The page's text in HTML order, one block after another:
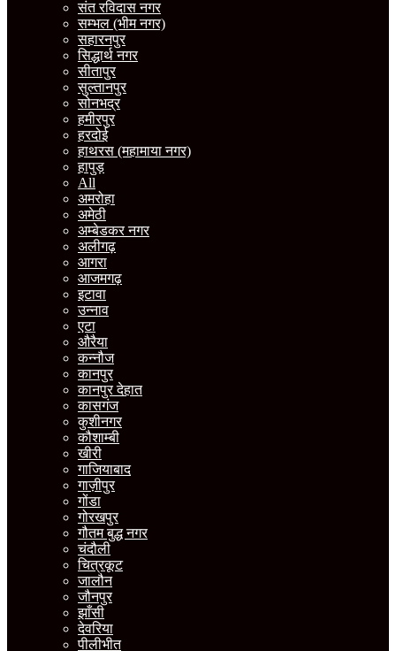
संत रविदास नगर
सम्भल (भीम नगर)
सहारनपुर
सिद्धार्थ नगर
सीतापुर
सुल्तानपुर
सोनभद्र
हमीरपुर
हरदोई
हाथरस (महामाया नगर)
हापुड़
All
अमरोहा
अमेठी
अम्बेडकर नगर
अलीगढ़
आगरा
आजमगढ़
इटावा
उन्नाव
एटा
औरैया
कन्नौज
कानपुर
कानपुर देहात
कासगंज
कुशीनगर
कौशाम्बी
खीरी
गाजियाबाद
गाज़ीपुर
गोंडा
गोरखपुर
गौतम बुद्ध नगर
चंदौली
चित्रकूट
जालौन
जौनपुर
झाँसी
देवरिया
पीलीभीत